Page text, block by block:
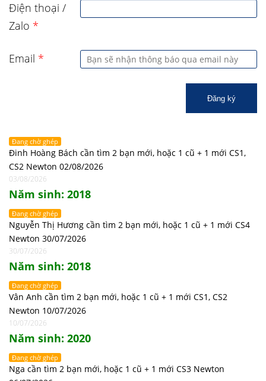
Điện thoại /
Zalo *
Email *
Đăng ký
Đang chờ ghép
Đinh Hoàng Bách cần tìm 2 bạn mới, hoặc 1 cũ + 1 mới CS1,
CS2 Newton 02/08/2026
03/08/2026
Năm sinh: 2018
Đang chờ ghép
Nguyễn Thị Hương cần tìm 2 bạn mới, hoặc 1 cũ + 1 mới CS4
Newton 30/07/2026
30/07/2026
Năm sinh: 2018
Đang chờ ghép
Vân Anh cần tìm 2 bạn mới, hoặc 1 cũ + 1 mới CS1, CS2
Newton 10/07/2026
10/07/2026
Năm sinh: 2020
Đang chờ ghép
Nga cần tìm 2 bạn mới, hoặc 1 cũ + 1 mới CS3 Newton